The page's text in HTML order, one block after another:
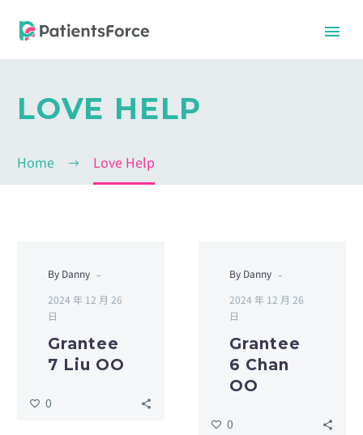
LOVE HELP
Home Love Help
By Danny -
2024 年 12 月 26
日
Grantee
7 Liu OO
0
By Danny -
2024 年 12 月 26
日
Grantee
6 Chan
OO
0